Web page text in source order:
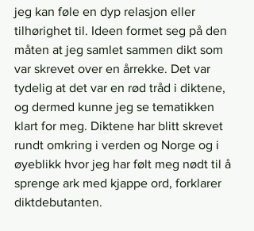
jeg kan føle en dyp relasjon eller
tilhørighet til. Ideen formet seg på den
måten at jeg samlet sammen dikt som
var skrevet over en årrekke. Det var
tydelig at det var en rød tråd i diktene,
og dermed kunne jeg se tematikken
klart for meg. Diktene har blitt skrevet
rundt omkring i verden og Norge og i
øyeblikk hvor jeg har følt meg nødt til å
sprenge ark med kjappe ord, forklarer
diktdebutanten.